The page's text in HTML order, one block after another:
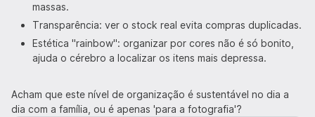
massas.
Transparência: ver o stock real evita compras duplicadas.
Estética "rainbow": organizar por cores não é só bonito,
ajuda o cérebro a localizar os itens mais depressa.
Acham que este nível de organização é sustentável no dia a
dia com a família, ou é apenas 'para a fotografia'?